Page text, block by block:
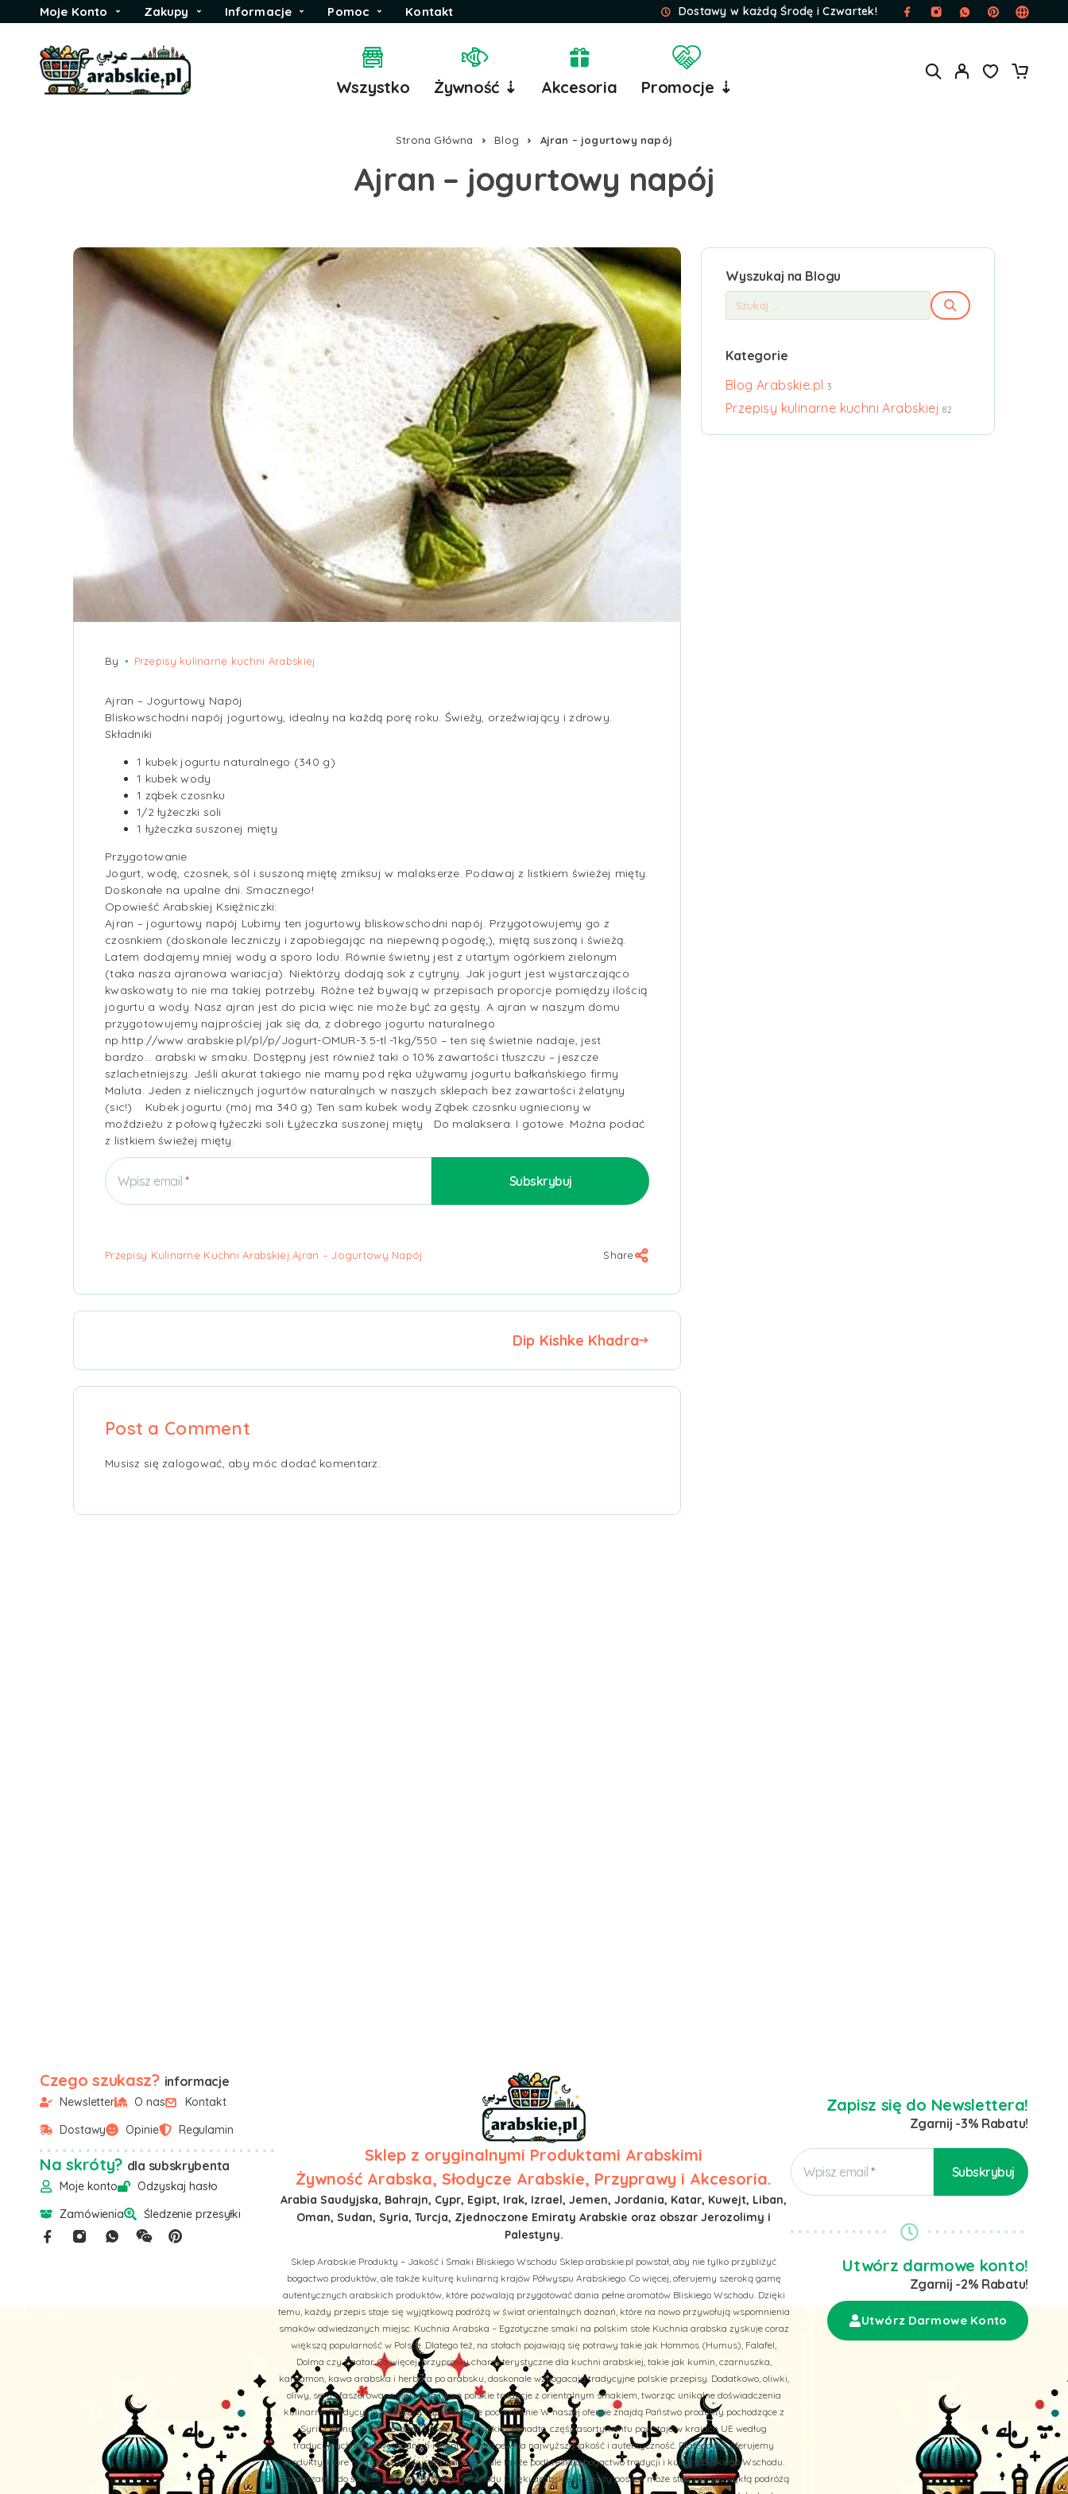
Moje Konto Zakupy Informacje Pomoc Kontakt Dostawy w każdą Środę i Czwartek!
Wszystko Żywność ⇣ Akcesoria Promocje ⇣
Strona Główna Blog Ajran – jogurtowy napój
Ajran – jogurtowy napój
By Przepisy kulinarne kuchni Arabskiej
Ajran – Jogurtowy Napój
Bliskowschodni napój jogurtowy, idealny na każdą porę roku. Świeży, orzeźwiający i zdrowy.
Składniki
1 kubek jogurtu naturalnego (340 g)
1 kubek wody
1 ząbek czosnku
1/2 łyżeczki soli
1 łyżeczkasuszonej mięty
Przygotowanie
Jogurt, wodę, czosnek, sól i suszoną miętę zmiksuj w malakserze. Podawaj z listkiem świeżej mięty.
Doskonałe na upalne dni. Smacznego!
Opowieść Arabskiej Księżniczki:
Ajran – jogurtowy napój Lubimy ten jogurtowy bliskowschodni napój. Przygotowujemy go z
czosnkiem (doskonale leczniczy i zapobiegając na niepewną pogodę;), miętą suszoną i świeżą.
Latem dodajemy mniej wody a sporo lodu. Równie świetny jest z utartym ogórkiem zielonym
(taka nasza ajranowa wariacja). Niektórzy dodają sok z cytryny. Jak jogurt jest wystarczająco
kwaskowaty to nie ma takiej potrzeby. Różne też bywają w przepisach proporcje pomiędzy ilością
jogurtu a wody. Nasz ajran jest do picia więc nie może być za gęsty. A ajran w naszym domu
przygotowujemy najprościej jak się da, z dobrego jogurtu naturalnego
np.http://www.arabskie.pl/pl/p/Jogurt-OMUR-3.5-tl.-1kg/550 – ten się świetnie nadaje, jest
bardzo… arabski w smaku. Dostępny jest również taki o 10% zawartości tłuszczu – jeszcze
szlachetniejszy. Jeśli akurat takiego nie mamy pod ręka używamy jogurtu bałkańskiego firmy
Maluta. Jeden z nielicznych jogurtów naturalnych w naszych sklepach bez zawartości żelatyny
(sic!). Kubek jogurtu (mój ma 340 g) Ten sam kubek wody Ząbek czosnku ugnieciony w
moździeżu z połową łyżeczki soli Łyżeczka suszonej mięty Do malaksera. I gotowe. Można podać
z listkiem świeżej mięty.
Wpisz email
Przepisy Kulinarne Kuchni Arabskiej Ajran – Jogurtowy Napój Share
Dip Kishke Khadra
Post a Comment
Musisz sięzalogować, aby móc dodać komentarz.
Wyszukaj na Blogu
Kategorie
Blog Arabskie.pl 3
Przepisy kulinarne kuchni Arabskiej 82
Czego szukasz? informacje
Newsletter O nas
Kontakt
Dostawy
Opinie Regulamin
Na skróty? dla subskrybenta
Moje konto
Odzyskaj hasło
Zamówienia
Śledzenie przesyłki
Sklep z oryginalnymi Produktami Arabskimi
Żywność Arabska, Słodycze Arabskie, Przyprawy i Akcesoria.
Arabia Saudyjska, Bahrajn, Cypr, Egipt, Irak, Izrael, Jemen, Jordania, Katar, Kuwejt, Liban,
Oman, Sudan, Syria, Turcja, Zjednoczone Emiraty Arabskie oraz obszar Jerozolimy i
Palestyny.
Sklep Arabskie Produkty – Jakość i Smaki Bliskiego Wschodu Sklep arabskie.pl powstał, aby nie tylko przybliżyć
bogactwo produktów, ale także kulturę kulinarną krajów Półwyspu Arabskiego. Co więcej, oferujemy szeroką gamę
autentycznych arabskich produktów, które pozwalają przygotować dania pełne aromatów Bliskiego Wschodu. Dzięki
temu, każdy przepis staje się wyjątkową podróżą w świat orientalnych doznań, które na nowo przywołują wspomnienia
smaków odwiedzanych miejsc. Kuchnia Arabska – Egzotyczne smaki na polskim stole Kuchnia arabska zyskuje coraz
większą popularność w Polsce. Dlatego też, na stołach pojawiają się potrawy takie jak Hommos (Humus), Falafel,
Dolma czy Zaatar. Co więcej, przyprawy charakterystyczne dla kuchni arabskiej, takie jak kumin, czarnuszka,
kardamon, kawa arabska i herbata po arabsku, doskonale wzbogacają tradycyjne polskie przepisy. Dodatkowo, oliwki,
oliwy, sery i faszerowane warzywa łączą polskie tradycje z orientalnym smakiem, tworząc unikalne doświadczenia
kulinarne. Tradycyjne receptury i autentyczne pochodzenie W naszej ofercie znajdą Państwo produkty pochodzące z
Syrii, Libanu, Turcji, Jordanii i Arabii Saudyjskiej. Ponadto, część asortymentu powstaje w krajach UE według
tradycyjnych bliskowschodnich receptur, co zapewnia najwyższą jakość i autentyczność. Dlatego też, oferujemy
produkty, które nie tylko zachwycają smakiem, ale także podkreślają bogactwo tradycji i kultury Bliskiego Wschodu.
Zapraszamy do świata smaków Bliskiego Wschodu Dzięki arabskie.pl, każdy posiłek może stać się niezwykłą podróżą
Zapisz się do Newslettera!
Zgarnij -3% Rabatu!
Wpisz email
Utwórz darmowe konto!
Zgarnij -2% Rabatu!
Utwórz Darmowe Konto